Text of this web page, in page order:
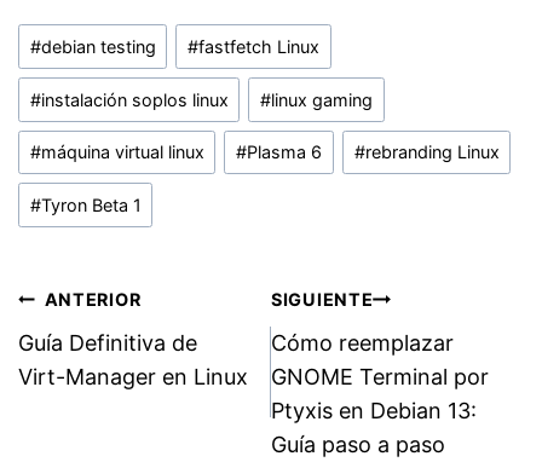
Etiquetas
de
la
entrada:
#debian testing #fastfetch Linux
#instalación soplos linux #linux gaming
#máquina virtual linux #Plasma 6 #rebranding Linux
#Tyron Beta 1
Navegación
de
ANTERIOR
Guía Definitiva de
Virt-Manager en Linux
SIGUIENTE
Cómo reemplazar
GNOME Terminal por
Ptyxis en Debian 13:
Guía paso a paso